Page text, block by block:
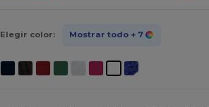
Elegir color: Mostrar todo + 7